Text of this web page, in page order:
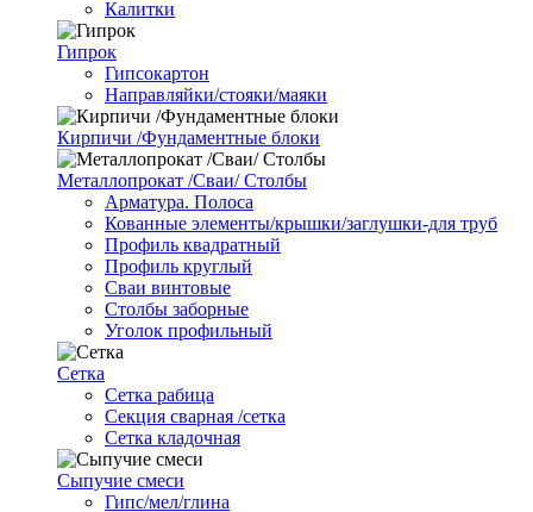
Калитки
Гипрок
Гипсокартон
Направляйки/стояки/маяки
Кирпичи /Фундаментные блоки
Металлопрокат /Сваи/ Столбы
Арматура. Полоса
Кованные элементы/крышки/заглушки-для труб
Профиль квадратный
Профиль круглый
Сваи винтовые
Столбы заборные
Уголок профильный
Сетка
Cетка рабица
Секция сварная /сетка
Сетка кладочная
Сыпучие смеси
Гипс/мел/глина